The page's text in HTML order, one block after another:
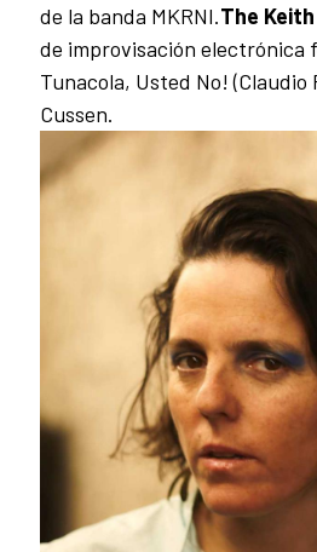
de la banda MKRNI.The
de improvisación electrónica
Tunacola, Usted No! (Claudio
Cussen.